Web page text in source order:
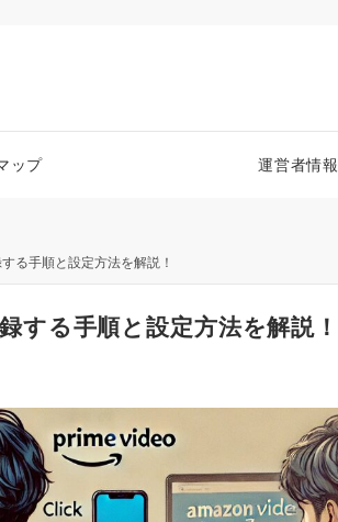
ップ 運営者情報
る手順と設定方法を解説！
る手順と設定方法を解説！